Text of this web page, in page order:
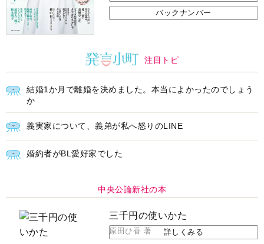
バックナンバー
注目トピ
結婚1か月で離婚を決めました。本当によかったのでしょう
か
義実家について、義弟が私へ怒りのLINE
婚約者がBL愛好家でした
中央公論新社の本
三千円の使いかた
原田ひ香 著 詳しくみる